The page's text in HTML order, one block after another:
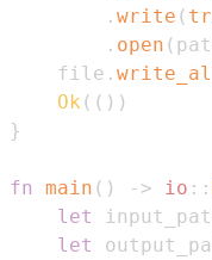
. write (
. open (
    file
.
Ok ( ( ) )
}
fn main ( ) -> io ::
let
let